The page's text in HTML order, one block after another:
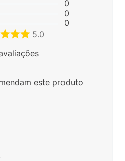
0
0
0
5.0
este produto